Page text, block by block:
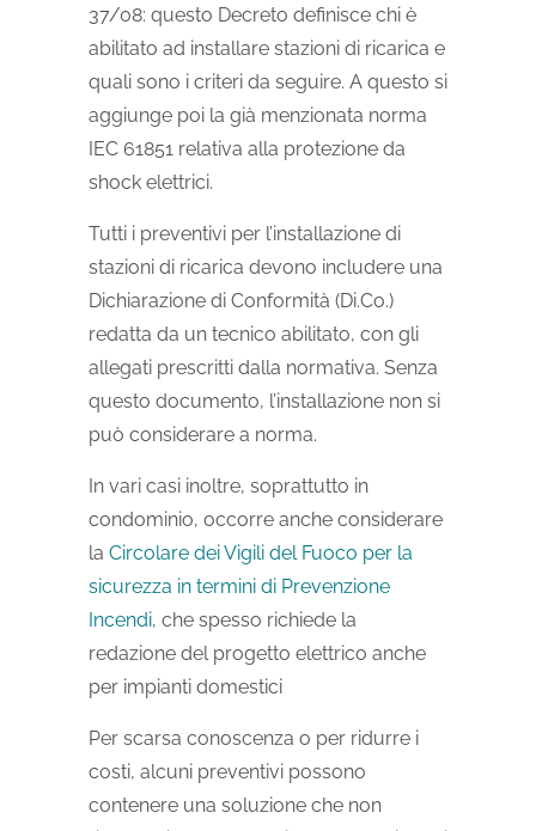
37/08: questo Decreto definisce chi è
abilitato ad installare stazioni di ricarica e
quali sono i criteri da seguire. A questo si
aggiunge poi la già menzionata norma
IEC 61851 relativa alla protezione da
shock elettrici.
Tutti i preventivi per l’installazione di
stazioni di ricarica devono includere una
Dichiarazione di Conformità (Di.Co.)
redatta da un tecnico abilitato, con gli
allegati prescritti dalla normativa. Senza
questo documento, l’installazione non si
può considerare a norma.
In vari casi inoltre, soprattutto in
condominio, occorre anche considerare
la Circolare dei Vigili del Fuoco per la
sicurezza in termini di Prevenzione
Incendi, che spesso richiede la
redazione del progetto elettrico anche
per impianti domestici
Per scarsa conoscenza o per ridurre i
costi, alcuni preventivi possono
contenere una soluzione che non